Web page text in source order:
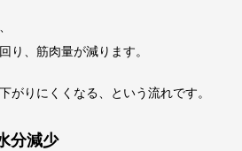
り、筋肉量が減ります。
がりにくくなる、という流れです。
分減少